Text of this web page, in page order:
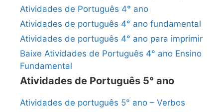
Atividades de Português 4° ano
Atividades de português 4° ano fundamental
Atividades de português 4° ano para imprimir
Baixe Atividades de Português 4° ano Ensino
Fundamental
Atividades de Português 5° ano
Atividades de português 5° ano – Verbos